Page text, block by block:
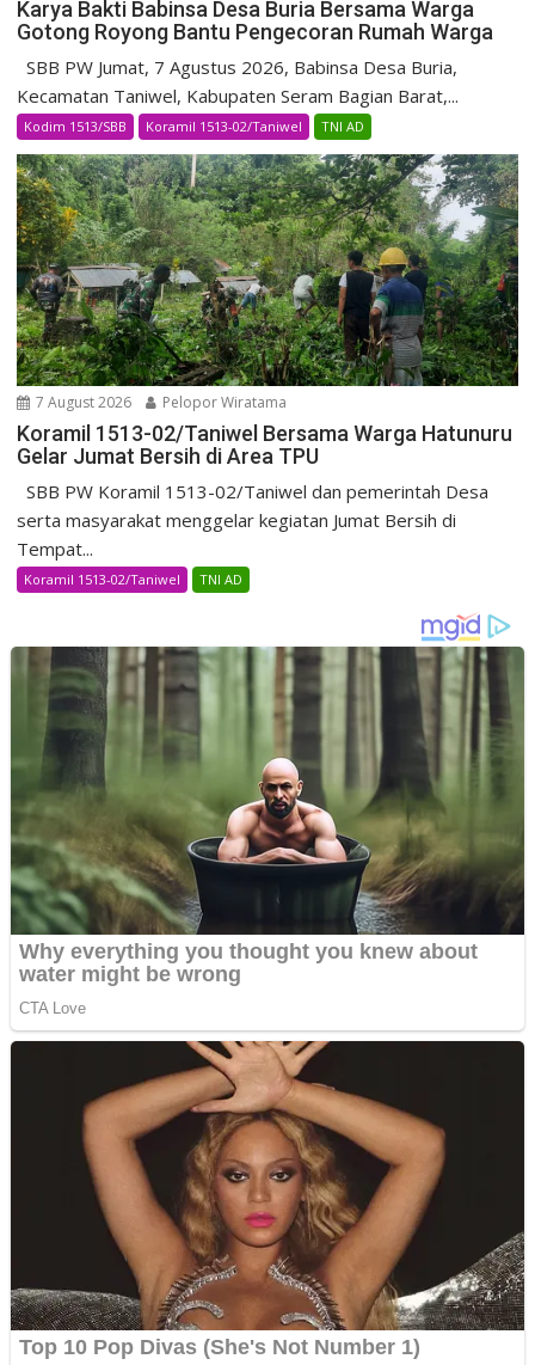
Karya Bakti Babinsa Desa Buria Bersama Warga
Gotong Royong Bantu Pengecoran Rumah Warga
SBB PW Jumat, 7 Agustus 2026, Babinsa Desa Buria,
Kecamatan Taniwel, Kabupaten Seram Bagian Barat,...
Kodim 1513/SBB Koramil 1513-02/Taniwel TNI AD
7 August 2026 Pelopor Wiratama
Koramil 1513-02/Taniwel Bersama Warga Hatunuru
Gelar Jumat Bersih di Area TPU
SBB PW Koramil 1513-02/Taniwel dan pemerintah Desa
serta masyarakat menggelar kegiatan Jumat Bersih di
Tempat...
Koramil 1513-02/Taniwel TNI AD